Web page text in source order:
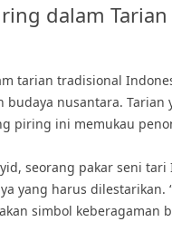
dalam
tarian tradisional
budaya nusantara.
piring ini memukau
seorang pakar seni
yang harus dilestarikan.
simbol keberagaman